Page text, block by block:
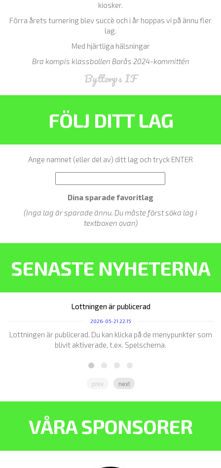
kiosker.
Förra årets turnering blev succè och i år hoppas vi på ännu fler
lag.
Med hjärtliga hälsningar
Bra kompis klassbollen Borås 2024-kommittén
Byttorps IF
FÖLJ DITT LAG
Ange namnet (eller del av) ditt lag och tryck ENTER
Dina sparade favoritlag
(Inga lag är sparade ännu. Du måste först söka lag i
textboxen ovan)
SENASTE NYHETERNA
Lottningen är publicerad
2026-05-21 22:15
Lottningen är publicerad. Du kan klicka på de menypunkter som
blivit aktiverade, t.ex. Spelschema.
prev next
VÅRA SPONSORER